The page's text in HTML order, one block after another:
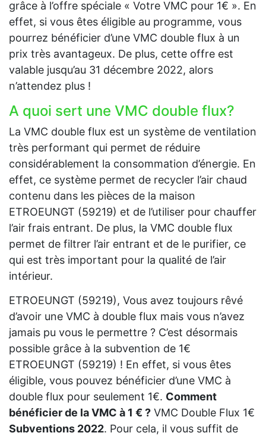
grâce à l’offre spéciale « Votre VMC pour 1€ ». En
effet, si vous êtes éligible au programme, vous
pourrez bénéficier d’une VMC double flux à un
prix très avantageux. De plus, cette offre est
valable jusqu’au 31 décembre 2022, alors
n’attendez plus !
A quoi sert une VMC double flux?
La VMC double flux est un système de ventilation
très performant qui permet de réduire
considérablement la consommation d’énergie. En
effet, ce système permet de recycler l’air chaud
contenu dans les pièces de la maison
ETROEUNGT (59219) et de l’utiliser pour chauffer
l’air frais entrant. De plus, la VMC double flux
permet de filtrer l’air entrant et de le purifier, ce
qui est très important pour la qualité de l’air
intérieur.
ETROEUNGT (59219), Vous avez toujours rêvé
d’avoir une VMC à double flux mais vous n’avez
jamais pu vous le permettre ? C’est désormais
possible grâce à la subvention de 1€
ETROEUNGT (59219) ! En effet, si vous êtes
éligible, vous pouvez bénéficier d’une VMC à
double flux pour seulement 1€. Comment
bénéficier de la VMC à 1 € ? VMC Double Flux 1€
Subventions 2022. Pour cela, il vous suffit de